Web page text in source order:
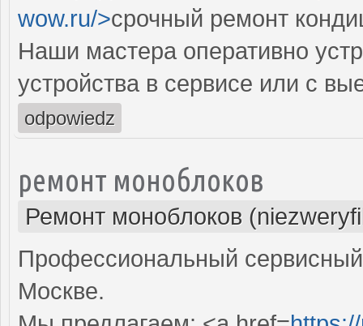
wow.ru/>срочный ремонт
Наши мастера оперативно
устройства в сервисе или с
odpowiedz
ремонт моноблоков
Ремонт моноблоков
Профессиональный
Москве.